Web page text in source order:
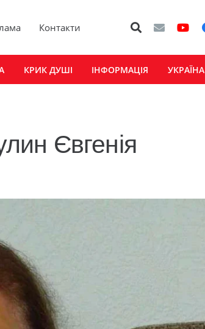
Контакти
КРИК ДУШІ ІНФОРМАЦІЯ УКРАЇНА
Євгенія